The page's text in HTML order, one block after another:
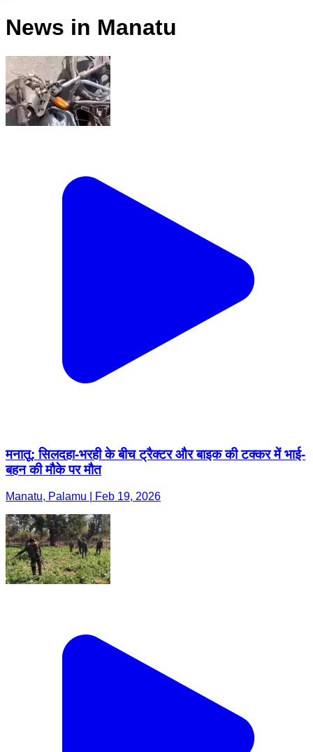
News in Manatu
मनातू: सिलदहा-भरही के बीच ट्रैक्टर और बाइक की टक्कर में भाई-
बहन की मौके पर मौत
Manatu, Palamu | Feb 19, 2026